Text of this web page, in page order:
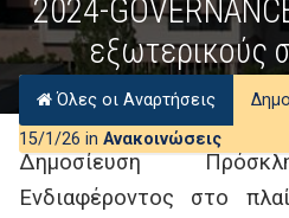
2024-
εξωτερικούς
Όλες οι Αναρτήσεις
15/1/26 in Ανακοινώσεις
Δημοσίευση
Ενδιαφέροντος στο